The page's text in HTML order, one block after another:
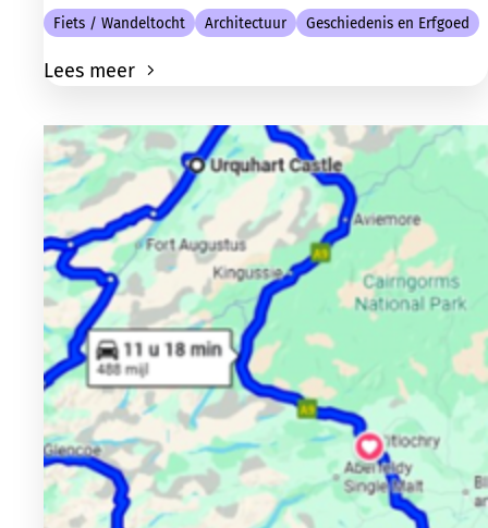
Fiets / Wandeltocht Architectuur Geschiedenis en Erfgoed
Lees meer